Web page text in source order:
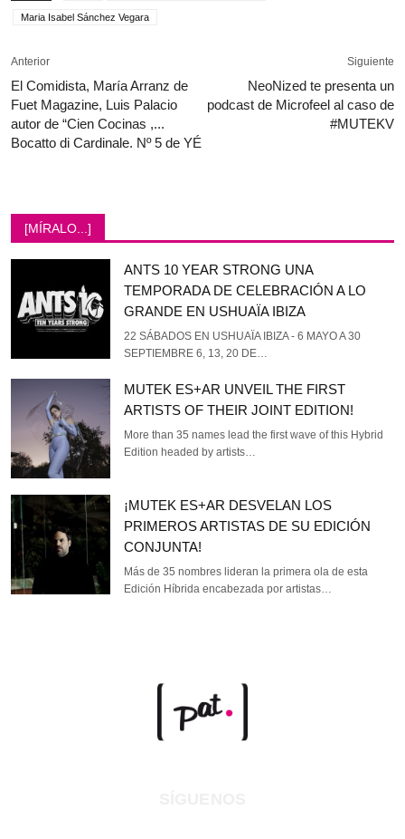
Maria Isabel Sánchez Vegara
Anterior
El Comidista, María Arranz de
Fuet Magazine, Luis Palacio
autor de “Cien Cocinas ,...
Bocatto di Cardinale. Nº 5 de YÉ
Siguiente
NeoNized te presenta un
podcast de Microfeel al caso de
#MUTEKV
[MÍRALO...]
ANTS 10 YEAR STRONG UNA
TEMPORADA DE CELEBRACIÓN A LO
GRANDE EN USHUAÏA IBIZA
22 SÁBADOS EN USHUAÏA IBIZA - 6 MAYO A 30
SEPTIEMBRE 6, 13, 20 DE…
MUTEK ES+AR UNVEIL THE FIRST
ARTISTS OF THEIR JOINT EDITION!
More than 35 names lead the first wave of this Hybrid
Edition headed by artists…
¡MUTEK ES+AR DESVELAN LOS
PRIMEROS ARTISTAS DE SU EDICIÓN
CONJUNTA!
Más de 35 nombres lideran la primera ola de esta
Edición Híbrida encabezada por artistas…